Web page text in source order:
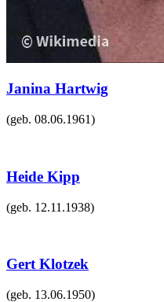
Janina Hartwig
(geb. 08.06.1961)
Heide Kipp
(geb. 12.11.1938)
Gert Klotzek
(geb. 13.06.1950)